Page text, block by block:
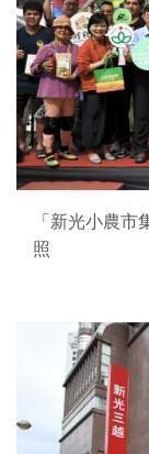
「新光小農
照